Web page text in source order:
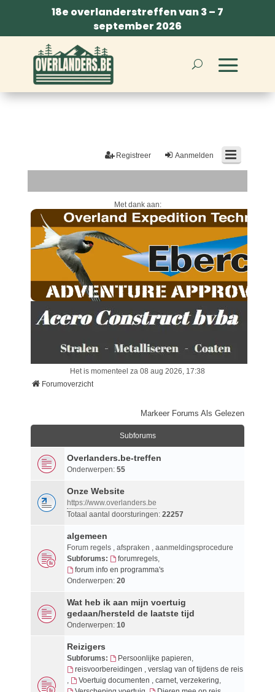
18e overlanderstreffen van 3 – 7
september 2026